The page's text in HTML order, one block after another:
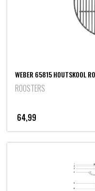
WEBER 65815 HOUTSKOOL
ROOSTERS
64,99